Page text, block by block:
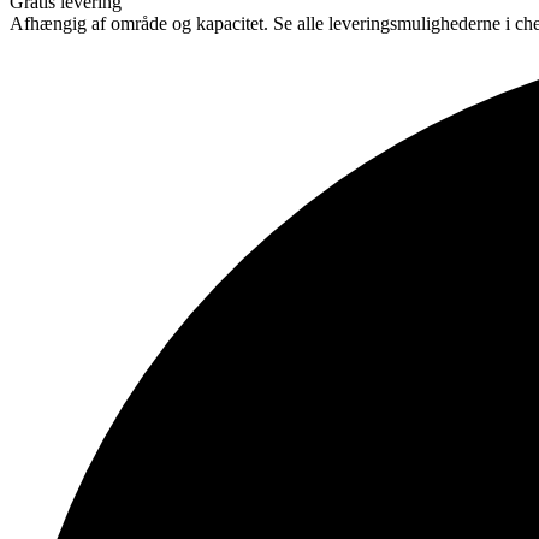
Afhængig af område og kapacitet. Se alle leveringsmulighederne i